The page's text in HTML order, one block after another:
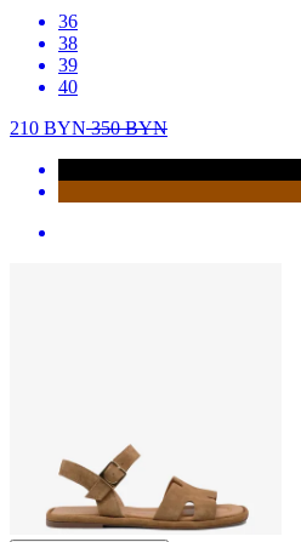
36
38
39
40
210 BYN350BYN